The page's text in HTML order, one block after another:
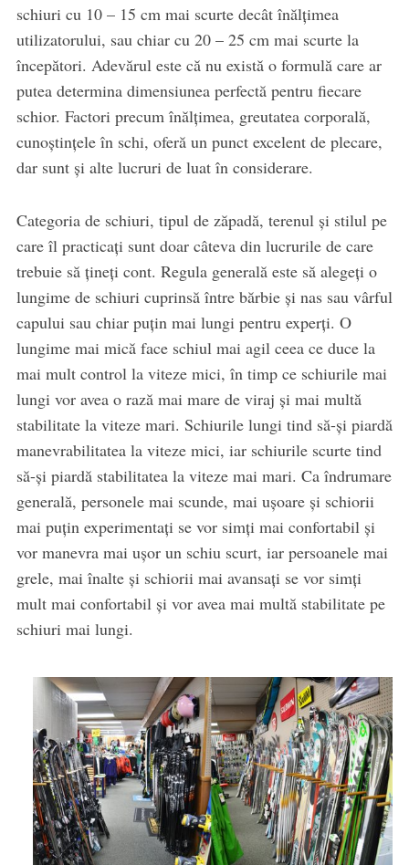
schiuri cu 10 – 15 cm mai scurte decât înălțimea
utilizatorului, sau chiar cu 20 – 25 cm mai scurte la
începători. Adevărul este că nu există o formulă care ar
putea determina dimensiunea perfectă pentru fiecare
schior. Factori precum înălțimea, greutatea corporală,
cunoștințele în schi, oferă un punct excelent de plecare,
dar sunt și alte lucruri de luat în considerare.
Categoria de schiuri, tipul de zăpadă, terenul și stilul pe
care îl practicați sunt doar câteva din lucrurile de care
trebuie să țineți cont. Regula generală este să alegeți o
lungime de schiuri cuprinsă între bărbie și nas sau vârful
capului sau chiar puțin mai lungi pentru experți. O
lungime mai mică face schiul mai agil ceea ce duce la
mai mult control la viteze mici, în timp ce schiurile mai
lungi vor avea o rază mai mare de viraj și mai multă
stabilitate la viteze mari. Schiurile lungi tind să-și piardă
manevrabilitatea la viteze mici, iar schiurile scurte tind
să-și piardă stabilitatea la viteze mai mari. Ca îndrumare
generală, personele mai scunde, mai ușoare și schiorii
mai puțin experimentați se vor simți mai confortabil și
vor manevra mai ușor un schiu scurt, iar persoanele mai
grele, mai înalte și schiorii mai avansați se vor simți
mult mai confortabil și vor avea mai multă stabilitate pe
schiuri mai lungi.